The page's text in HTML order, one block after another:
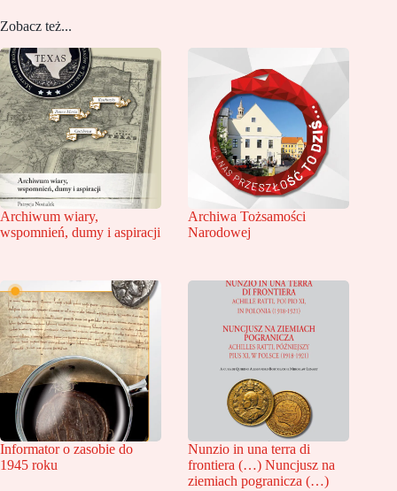
Zobacz też...
Archiwum wiary,
wspomnień, dumy i aspiracji
Archiwa Tożsamości
Narodowej
Informator o zasobie do
1945 roku
Nunzio in una terra di
frontiera (…) Nuncjusz na
ziemiach pogranicza (…)